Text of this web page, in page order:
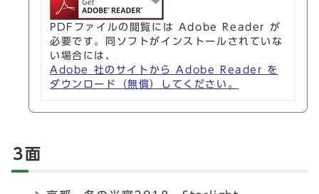
PDFファイルの閲覧には Adobe Reader が
必要です。同ソフトがインストールされていな
い場合には、
Adobe 社のサイトから Adobe Reader を
ダウンロード（無償）してください。
3面